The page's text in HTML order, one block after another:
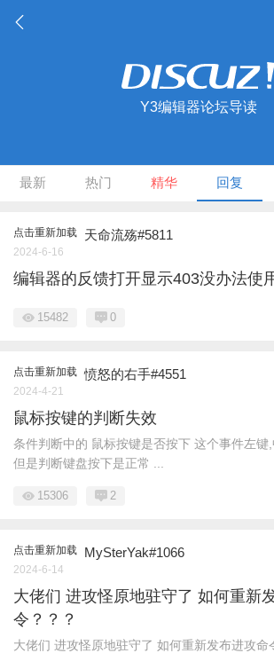
Y3编辑器论坛导读
最新 热门 精华 回复
点击重新加载 天命流殇#5811
2024-6-16
编辑器的反馈打开显示403没办法使
15482 0
点击重新加载 愤怒的右手#4551
2024-4-21
鼠标按键的判断失效
条件判断中的 鼠标按键是否按下 这个事件左键,
但是判断键盘按下是正常 ...
15306 2
点击重新加载 MySterYak#1066
2024-6-14
大佬们 进攻怪原地驻守了 如何重新
令？？？
大佬们 进攻怪原地驻守了 如何重新发布进攻命